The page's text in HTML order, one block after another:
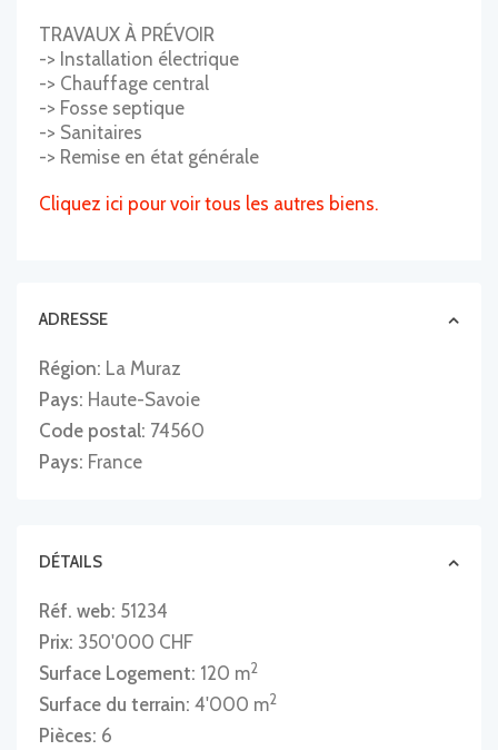
TRAVAUX À PRÉVOIR
-> Installation électrique
-> Chauffage central
-> Fosse septique
-> Sanitaires
-> Remise en état générale
Cliquez ici pour voir tous les autres biens.
ADRESSE
Région: La Muraz
Pays: Haute-Savoie
Code postal: 74560
Pays: France
DÉTAILS
Réf. web: 51234
Prix: 350'000 CHF
Surface Logement: 120 m2
Surface du terrain: 4'000 m2
Pièces: 6